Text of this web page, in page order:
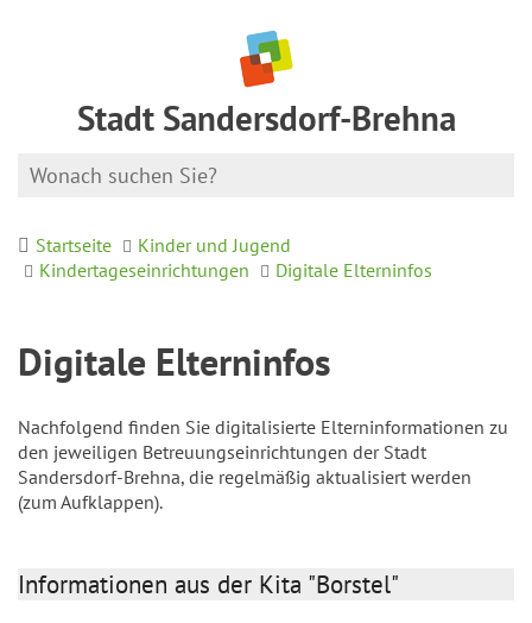
Stadt Sandersdorf-Brehna
Startseite
Kinder und Jugend
Kindertageseinrichtungen
Digitale Elterninfos
Digitale Elterninfos
Nachfolgend finden Sie digitalisierte Elterninformationen zu
den jeweiligen Betreuungseinrichtungen der Stadt
Sandersdorf-Brehna, die regelmäßig aktualisiert werden
(zum Aufklappen).
Informationen aus der Kita "Borstel"